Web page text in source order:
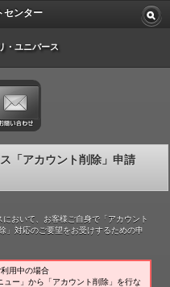
センター
・ユニバース
「アカウント削除」申請
おいて、お客様ご自身で「アカウント
」対応のご要望をお受けするための申
用中の場合
ー」から「アカウント削除」を行な